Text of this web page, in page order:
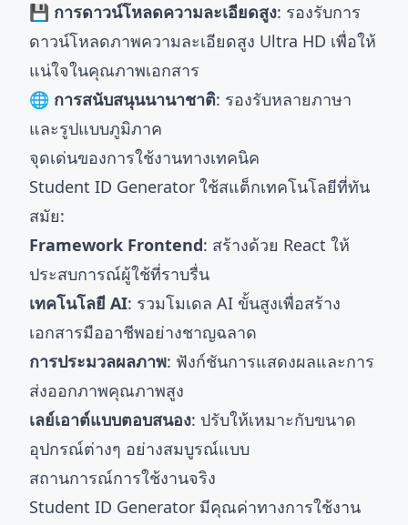
💾 การดาวน์โหลดความละเอียดสูง: รองรับการ
ดาวน์โหลดภาพความละเอียดสูง Ultra HD เพื่อให้
แน่ใจในคุณภาพเอกสาร
🌐 การสนับสนุนนานาชาติ: รองรับหลายภาษา
และรูปแบบภูมิภาค
จุดเด่นของการใช้งานทางเทคนิค
Student ID Generator ใช้สแต็กเทคโนโลยีที่ทัน
สมัย:
Framework Frontend: สร้างด้วย React ให้
ประสบการณ์ผู้ใช้ที่ราบรื่น
เทคโนโลยี AI: รวมโมเดล AI ขั้นสูงเพื่อสร้าง
เอกสารมืออาชีพอย่างชาญฉลาด
การประมวลผลภาพ: ฟังก์ชันการแสดงผลและการ
ส่งออกภาพคุณภาพสูง
เลย์เอาต์แบบตอบสนอง: ปรับให้เหมาะกับขนาด
อุปกรณ์ต่างๆ อย่างสมบูรณ์แบบ
สถานการณ์การใช้งานจริง
Student ID Generator มีคุณค่าทางการใช้งาน